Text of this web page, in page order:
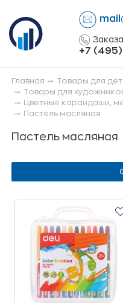
+7
Главная
Товары для
Товары для
Цветные карандаши,
Пастель масляная
Пастель масляная